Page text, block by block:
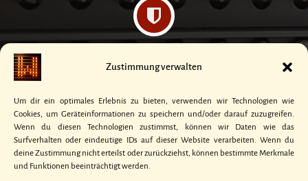
Zustimmung verwalten
Um dir ein optimales Erlebnis zu bieten, verwenden wir Technologien wie
Cookies, um Geräteinformationen zu speichern und/oder darauf zuzugreifen.
Wenn du diesen Technologien zustimmst, können wir Daten wie das
Surfverhalten oder eindeutige IDs auf dieser Website verarbeiten. Wenn du
deine Zustimmung nicht erteilst oder zurückziehst, können bestimmte Merkmale
und Funktionen beeinträchtigt werden.
Datenschutzerklärung
Kontakt